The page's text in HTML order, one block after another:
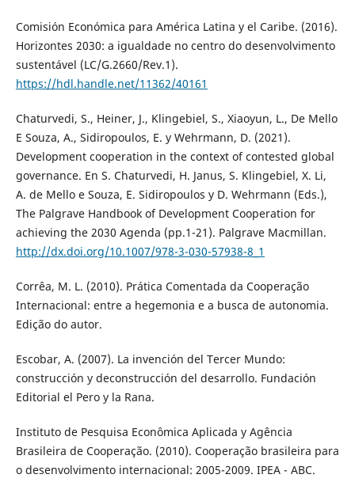
Comisión Económica para América Latina y el Caribe. (2016).
Horizontes 2030: a igualdade no centro do desenvolvimento
sustentável (LC/G.2660/Rev.1).
https://hdl.handle.net/11362/40161
Chaturvedi, S., Heiner, J., Klingebiel, S., Xiaoyun, L., De Mello
E Souza, A., Sidiropoulos, E. y Wehrmann, D. (2021).
Development cooperation in the context of contested global
governance. En S. Chaturvedi, H. Janus, S. Klingebiel, X. Li,
A. de Mello e Souza, E. Sidiropoulos y D. Wehrmann (Eds.),
The Palgrave Handbook of Development Cooperation for
achieving the 2030 Agenda (pp.1-21). Palgrave Macmillan.
http://dx.doi.org/10.1007/978-3-030-57938-8_1
Corrêa, M. L. (2010). Prática Comentada da Cooperação
Internacional: entre a hegemonia e a busca de autonomia.
Edição do autor.
Escobar, A. (2007). La invención del Tercer Mundo:
construcción y deconstrucción del desarrollo. Fundación
Editorial el Pero y la Rana.
Instituto de Pesquisa Econômica Aplicada y Agência
Brasileira de Cooperação. (2010). Cooperação brasileira para
o desenvolvimento internacional: 2005-2009. IPEA - ABC.